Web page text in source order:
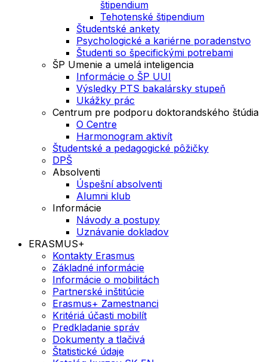
štipendium
Tehotenské štipendium
Študentské ankety
Psychologické a kariérne poradenstvo
Študenti so špecifickými potrebami
ŠP Umenie a umelá inteligencia
Informácie o ŠP UUI
Výsledky PTS bakalársky stupeň
Ukážky prác
Centrum pre podporu doktorandského štúdia
O Centre
Harmonogram aktivít
Študentské a pedagogické pôžičky
DPŠ
Absolventi
Úspešní absolventi
Alumni klub
Informácie
Návody a postupy
Uznávanie dokladov
ERASMUS+
Kontakty Erasmus
Základné informácie
Informácie o mobilitách
Partnerské inštitúcie
Erasmus+ Zamestnanci
Kritériá účasti mobilít
Predkladanie správ
Dokumenty a tlačivá
Štatistické údaje